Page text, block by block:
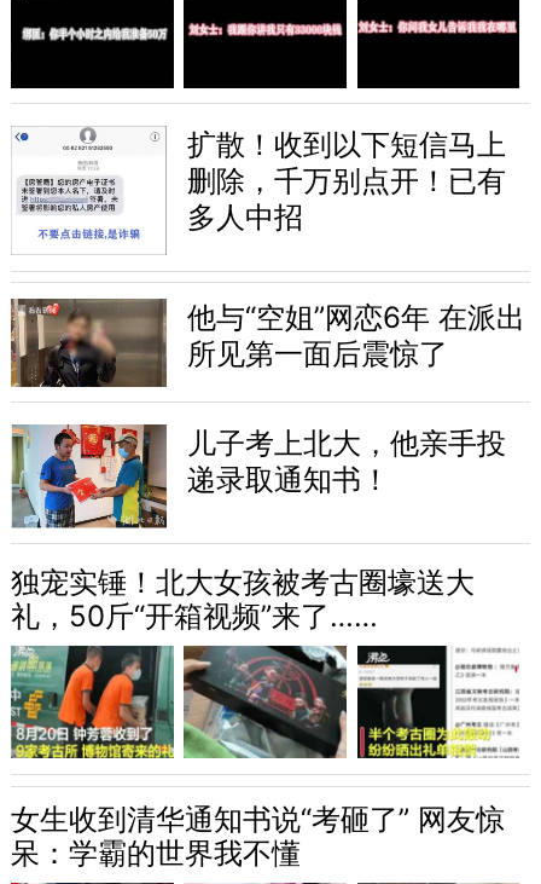
扩散！收到以下短信马上
删除，千万别点开！已有
多人中招
他与“空姐”网恋6年 在派出
所见第一面后震惊了
儿子考上北大，他亲手投
递录取通知书！
独宠实锤！北大女孩被考古圈壕送大
礼，50斤“开箱视频”来了……
女生收到清华通知书说“考砸了” 网友惊
呆：学霸的世界我不懂